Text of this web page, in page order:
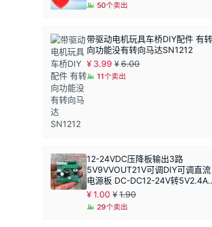
50个卖出
带驱动电机玩具车桥DIY配件 有转
向功能没有转向马达SN1212
¥ 3.99 ¥6.00
11个卖出
12-24VDC压降板输出3路
5V9VVOUT21V可调DIY可调直流
电源板 DC-DC12-24V转5V2.4A
压模块 同步整流
¥1.00 ¥1.90
29个卖出